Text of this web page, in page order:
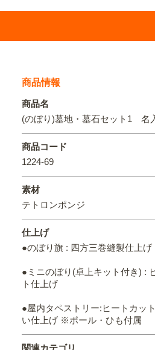
商品情報
商品名
(のぼり)墓地・墓石セット1 名
商品コード
1224-69
素材
テトロンポンジ
仕上げ
●のぼり旗 : 四方三巻縫製仕上げ
●ミニのぼり(卓上キット付き) :
ト仕上げ
●屋内タペストリー:ヒートカッ
い仕上げ ※ポール・ひも付属
関連カテゴリ